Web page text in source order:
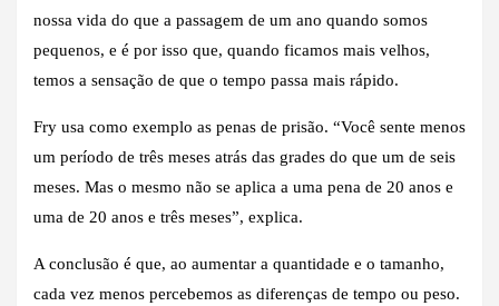
nossa vida do que a passagem de um ano quando somos
pequenos, e é por isso que, quando ficamos mais velhos,
temos a sensação de que o tempo passa mais rápido.
Fry usa como exemplo as penas de prisão. “Você sente menos
um período de três meses atrás das grades do que um de seis
meses. Mas o mesmo não se aplica a uma pena de 20 anos e
uma de 20 anos e três meses”, explica.
A conclusão é que, ao aumentar a quantidade e o tamanho,
cada vez menos percebemos as diferenças de tempo ou peso.